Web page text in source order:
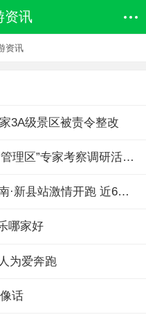
资讯
资讯
3A级景区被责令整改
“民宿发展走进信阳南湾湖风景管理区”专家考察调研活动圆满完成
2019国家登山健身步道联赛河南·新县站激情开跑 近6000选手参赛
哪家好
为爱奔跑
话